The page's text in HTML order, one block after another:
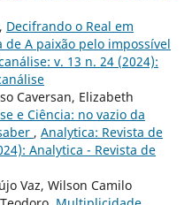
Decifrando o Real em
A paixão pelo impossível
v. 13 n. 24 (2024):
Caversan, Elizabeth
e Ciência: no vazio da
, Analytica: Revista de
Analytica - Revista de
Vaz, Wilson Camilo